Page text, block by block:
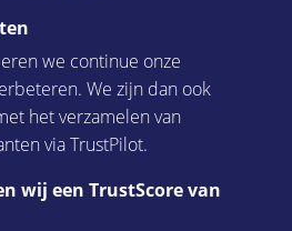
we continue onze
We zijn dan ook
het verzamelen van
via TrustPilot.
wij een TrustScore van